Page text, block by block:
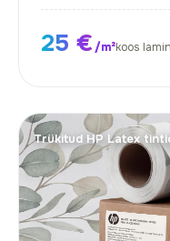
25 €/m²koos
Trükitud HP Latex